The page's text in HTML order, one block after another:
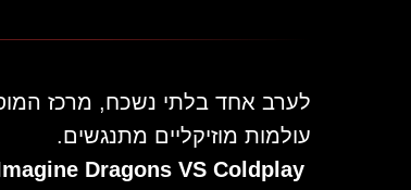
לערב אחד בלתי נשכח, מרכז
עולמות מוזיקליים מתנגשים.
Dragons VS Coldplay